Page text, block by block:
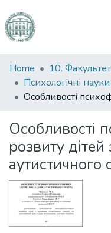
Communities
&
Collections
Statistics
Home
Психологічні науки
Особливості
розвиту
аутистичного